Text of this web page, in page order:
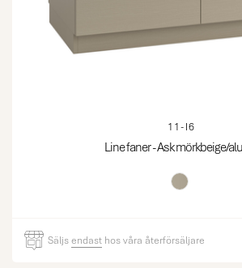
11-I6
Line faner - Ask mörkbeige/
Säljsendast hos våra återförsäljare